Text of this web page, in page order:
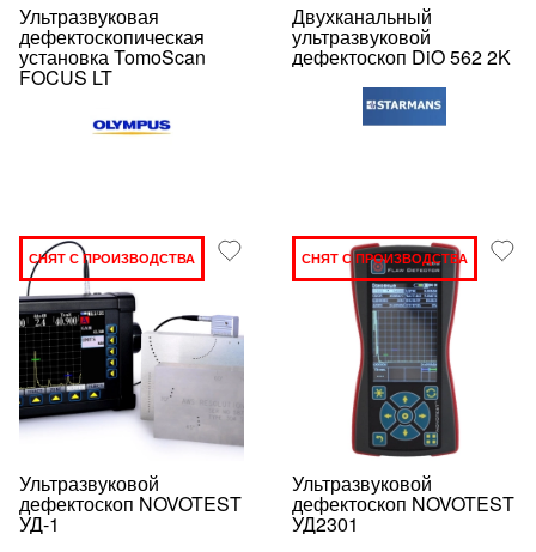
Ультразвуковая
дефектоскопическая
установка TomoScan
FOCUS LT
Двухканальный
ультразвуковой
дефектоскоп DiO 562 2K
СНЯТ С ПРОИЗВОДСТВА
Ультразвуковой
дефектоскоп NOVOTEST
УД-1
СНЯТ С ПРОИЗВОДСТВА
Ультразвуковой
дефектоскоп NOVOTEST
УД2301